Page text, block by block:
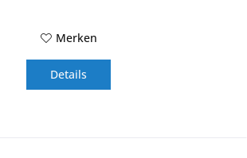
Merken
Details